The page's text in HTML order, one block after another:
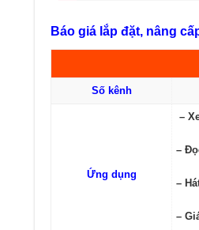
Báo giá lắp đặt, nâng
Số kênh
Ứng dụng
–
–
–
–